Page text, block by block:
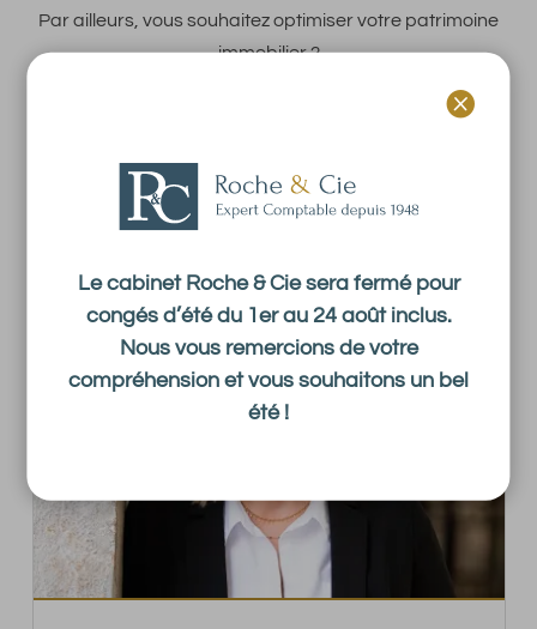

Le cabinet Roche & Cie sera fermé pour
congés d’été du 1er au 24 août inclus.
Nous vous remercions de votre
compréhension et vous souhaitons un bel
été !
Par ailleurs, vous souhaitez optimiser votre patrimoine
immobilier ?
proposer des solutions pratiques, adaptées à la taille de